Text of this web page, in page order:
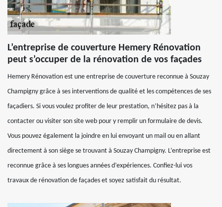
L’entreprise de couverture Hemery Rénovation
peut s’occuper de la rénovation de vos façades
Hemery Rénovation est une entreprise de couverture reconnue à Souzay
Champigny grâce à ses interventions de qualité et les compétences de ses
façadiers. Si vous voulez profiter de leur prestation, n’hésitez pas à la
contacter ou visiter son site web pour y remplir un formulaire de devis.
Vous pouvez également la joindre en lui envoyant un mail ou en allant
directement à son siège se trouvant à Souzay Champigny. L’entreprise est
reconnue grâce à ses longues années d’expériences. Confiez-lui vos
travaux de rénovation de façades et soyez satisfait du résultat.